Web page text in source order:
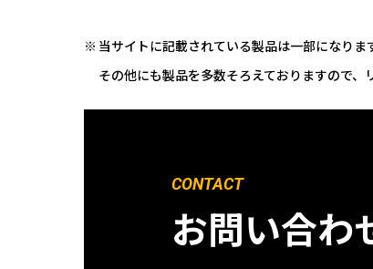
当サイトに記載されている製品は一部になりま
その他にも製品を多数そろえておりますので
CONTACT
お問い合わ